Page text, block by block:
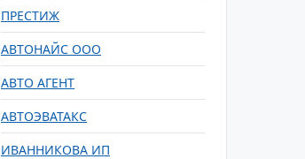
ПРЕСТИЖ
АВТОНАЙС ООО
АВТО АГЕНТ
АВТОЭВАТАКС
ИВАННИКОВА ИП